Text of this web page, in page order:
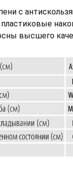
с
высшего
Я